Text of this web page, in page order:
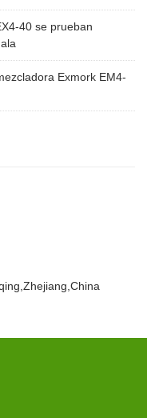
40 se prueban
Exmork EM4-